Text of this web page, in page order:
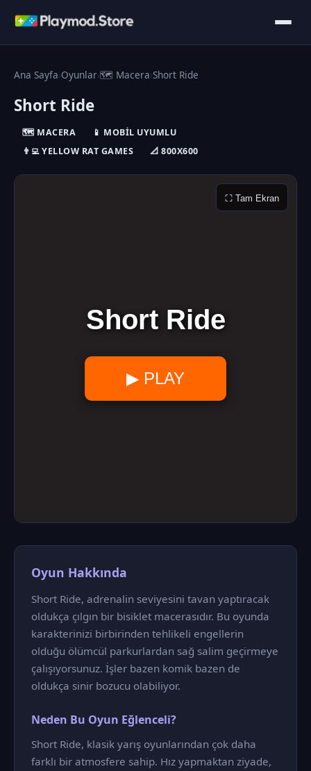
Ana Sayfa›Oyunlar›🗺️ Macera›Short Ride
Short Ride
🗺️ MACERA
📱 MOBIL UYUMLU
👨‍💻 YELLOW RAT GAMES
📐 800X600
⛶ Tam Ekran
Oyun Hakkında
Short Ride, adrenalin seviyesini tavan yaptıracak
oldukça çılgın bir bisiklet macerasıdır. Bu oyunda
karakterinizi birbirinden tehlikeli engellerin
olduğu ölümcül parkurlardan sağ salim geçirmeye
çalışıyorsunuz. İşler bazen komik bazen de
oldukça sinir bozucu olabiliyor.
Neden Bu Oyun Eğlenceli?
Short Ride, klasik yarış oyunlarından çok daha
farklı bir atmosfere sahip. Hız yapmaktan ziyade,